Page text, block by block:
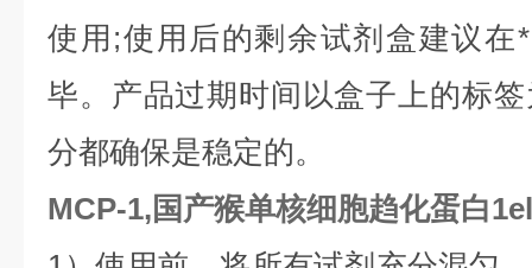
使用;使用后的剩余试剂盒建议在
毕。产品过期时间以盒子上的标
分都确保是稳定的。
MCP-1,国产猴单核细胞趋化蛋白